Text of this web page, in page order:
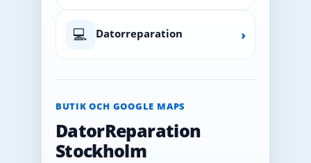
💻 Datorreparation ›
BUTIK OCH GOOGLE MAPS
DatorReparation
Stockholm